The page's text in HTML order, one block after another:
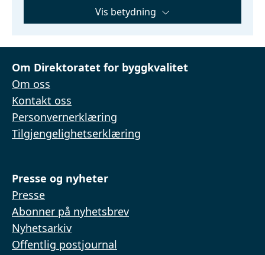
Vis betydning
Om Direktoratet for byggkvalitet
Om oss
Kontakt oss
Personvernerklæring
Tilgjengelighetserklæring
Presse og nyheter
Presse
Abonner på nyhetsbrev
Nyhetsarkiv
Offentlig postjournal